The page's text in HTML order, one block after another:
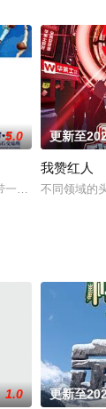
5.0
路”合作项目、
更新至
我赞红人
不同领域的
1.0 更新至